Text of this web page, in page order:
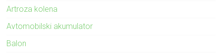
Artroza kolena
Avtomobilski akumulator
Balon